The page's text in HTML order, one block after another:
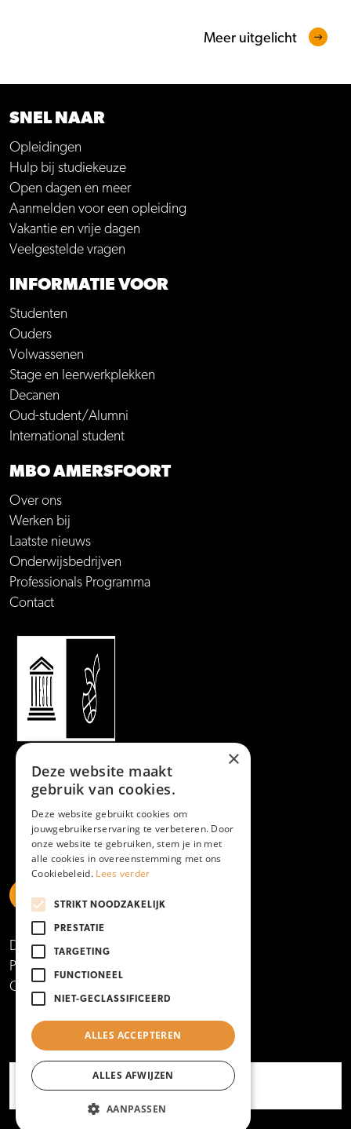
Meer uitgelicht
SNEL NAAR
Opleidingen
Hulp bij studiekeuze
Open dagen en meer
Aanmelden voor een opleiding
Vakantie en vrije dagen
Veelgestelde vragen
INFORMATIE VOOR
Studenten
Ouders
Volwassenen
Stage en leerwerkplekken
Decanen
Oud-student/Alumni
International student
MBO AMERSFOORT
Over ons
Werken bij
Laatste nieuws
Onderwijsbedrijven
Professionals Programma
Contact
https://www.linkedin.com/school/mboamersfoort
https://www.instagram.com/mboamersfoort/
https://www.facebook.com/MBOAmersfoort
Disclaimer
Privacy- en cookieverklaring
Copyright 2025
×
Deze website maakt
gebruik van cookies.
Deze website gebruikt cookies om
jouwgebruikerservaring te verbeteren. Door
onze website te gebruiken, stem je in met
alle cookies in overeenstemming met ons
Cookiebeleid. Lees verder
STRIKT NOODZAKELIJK
PRESTATIE
TARGETING
FUNCTIONEEL
NIET-GECLASSIFICEERD
ALLES ACCEPTEREN
ALLES AFWIJZEN
AANPASSEN